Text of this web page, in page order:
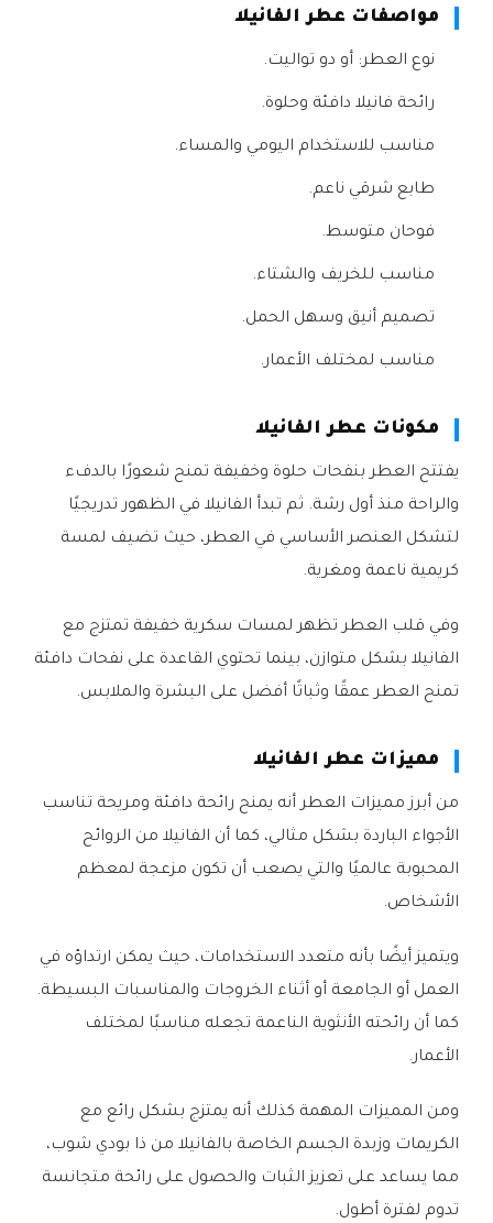
مواصفات عطر الفانيلا
نوع العطر: أو دو تواليت.
رائحة فانيلا دافئة وحلوة.
مناسب للاستخدام اليومي والمساء.
طابع شرقي ناعم.
فوحان متوسط.
مناسب للخريف والشتاء.
تصميم أنيق وسهل الحمل.
مناسب لمختلف الأعمار.
مكونات عطر الفانيلا
يفتتح العطر بنفحات حلوة وخفيفة تمنح شعورًا بالدفء
والراحة منذ أول رشة. ثم تبدأ الفانيلا في الظهور تدريجيًا
لتشكل العنصر الأساسي في العطر، حيث تضيف لمسة
كريمية ناعمة ومغرية.
وفي قلب العطر تظهر لمسات سكرية خفيفة تمتزج مع
الفانيلا بشكل متوازن، بينما تحتوي القاعدة على نفحات دافئة
تمنح العطر عمقًا وثباتًا أفضل على البشرة والملابس.
مميزات عطر الفانيلا
من أبرز مميزات العطر أنه يمنح رائحة دافئة ومريحة تناسب
الأجواء الباردة بشكل مثالي، كما أن الفانيلا من الروائح
المحبوبة عالميًا والتي يصعب أن تكون مزعجة لمعظم
الأشخاص.
ويتميز أيضًا بأنه متعدد الاستخدامات، حيث يمكن ارتداؤه في
العمل أو الجامعة أو أثناء الخروجات والمناسبات البسيطة.
كما أن رائحته الأنثوية الناعمة تجعله مناسبًا لمختلف
الأعمار.
ومن المميزات المهمة كذلك أنه يمتزج بشكل رائع مع
الكريمات وزبدة الجسم الخاصة بالفانيلا من ذا بودي شوب،
مما يساعد على تعزيز الثبات والحصول على رائحة متجانسة
تدوم لفترة أطول.